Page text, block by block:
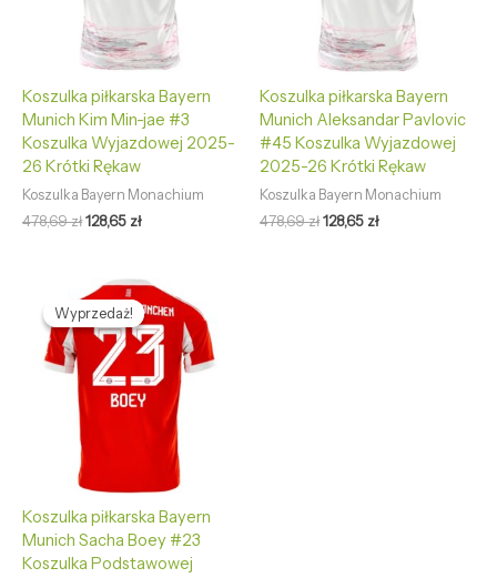
Koszulka piłkarska Bayern
Munich Kim Min-jae #3
Koszulka Wyjazdowej 2025-
26 Krótki Rękaw
Koszulka Bayern Monachium
478,69zł128,65 zł
Koszulka piłkarska Bayern
Munich Aleksandar Pavlovic
#45 Koszulka Wyjazdowej
2025-26 Krótki Rękaw
Koszulka Bayern Monachium
478,69zł128,65 zł
Wyprzedaż!
Wyprzedaż!
Koszulka piłkarska Bayern
Munich Sacha Boey #23
Koszulka Podstawowej
Pierwotna
cena
wynosiła:
478,69 zł.
Aktualna
cena
wynosi:
128,65 zł.